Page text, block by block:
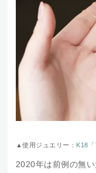
▲使用ジュエリー： K18
2020年は前例の無い